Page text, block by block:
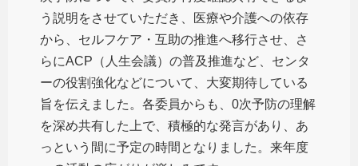
う説明をさせていただき、医療や介護への依存
から、セルフケア・互助の推進へ移行させ、さ
らにACP（人生会議）の普及推進など、センタ
ーの役割強化などについて、大変期待している
旨を伝えました。各委員からも、0次予防の理解
を深め共有した上で、積極的な発言があり、あ
っという間に予定の時間となりました。来年度